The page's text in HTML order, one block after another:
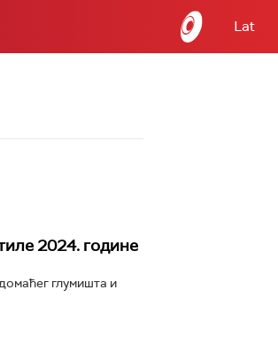
Lat
2024. године
глумишта и